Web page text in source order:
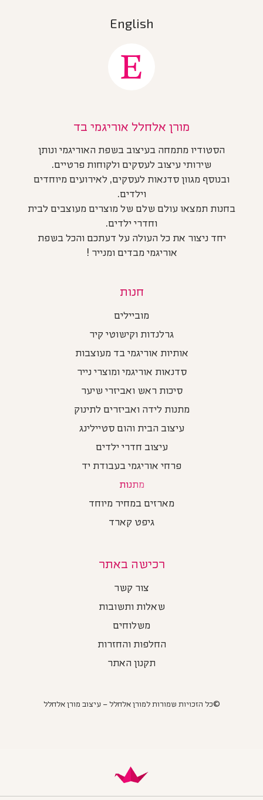
English
מורן אלחלל אוריגמי בד
הסטודיו מתמחה בעיצוב בשפת האוריגמי ונותן
שירותי עיצוב לעסקים ולקוחות פרטיים.
ובנוסף מגוון סדנאות לעסקים, לאירועים מיוחדים
וילדים.
בחנות תמצאו עולם שלם של מוצרים מעוצבים לבית
וחדרי ילדים.
יחד ניצור את כל העולה על דעתכם והכל בשפת
אוריגמי מבדים ומנייר !
חנות
מוביילים
גרלנדות וקישוטי קיר
אותיות אוריגמי בד מעוצבות
סדנאות אוריגמי ומוצרי נייר
סיכות ראש ואביזרי שיער
מתנות לידה ואביזרים לתינוק
עיצוב הבית והום סטיילינג
עיצוב חדרי ילדים
פרחי אוריגמי בעבודת יד
מתנות
מארזים במחיר מיוחד
גיפט קארד
רכישה באתר
צור קשר
שאלות ותשובות
משלוחים
החלפות והחזרות
תקנון האתר
©כל הזכויות שמורות למורן אלחלל – עיצוב מורן אלחלל